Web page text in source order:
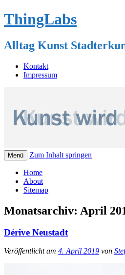
ThingLabs
Alltag Kunst
Kontakt
Impressum
Menü Zum Inhalt springen
Home
About
Sitemap
Monatsarchiv: April
Dérive Neustadt
Veröffentlicht am 4. April 2019 von